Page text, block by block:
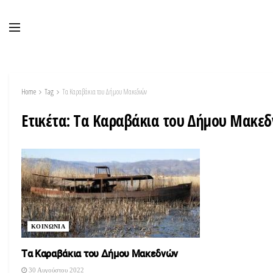
Home Tag Tα Καραβάκια του Δήμου Μακεδνών
Ετικέτα:Tα Καραβάκια του Δήμου
ΚΟΙΝΩΝΙΑ
Tα Καραβάκια του Δήμου Μακεδνών
30 Αυγούστου 2022